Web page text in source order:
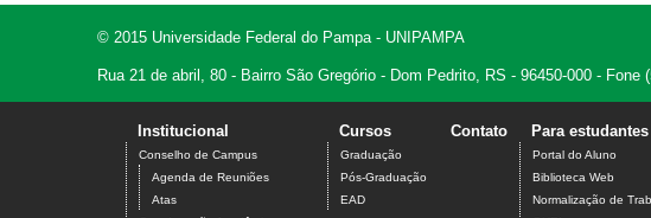
© 2015 Universidade Federal do Pampa - UNIPAMPA
Rua 21 de abril, 80 - Bairro São Gregório - Dom Pedrito, RS - 96450-000 - Fone
Institucional
Conselho de Campus
Agenda de Reuniões
Atas
Cursos
Graduação
Pós-Graduação
EAD
Contato Para estudantes
Portal do Aluno
Biblioteca Web
Normalização de